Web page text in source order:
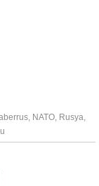
NATO Rusya